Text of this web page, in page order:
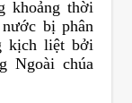
khoảng thời
bị phân
kịch liệt bởi
Ngoài chúa